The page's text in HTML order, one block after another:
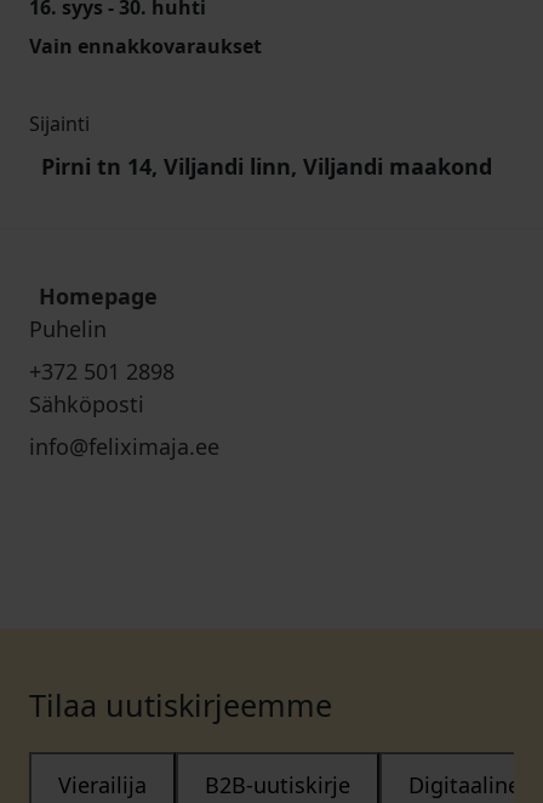
16. syys - 30. huhti
Vain ennakkovaraukset
Sijainti
Pirni tn 14, Viljandi linn, Viljandi maakond
Homepage
Puhelin
+372 501 2898
Sähköposti
info@feliximaja.ee
Tilaa uutiskirjeemme
Vierailija B2B-uutiskirje Digitaalinen